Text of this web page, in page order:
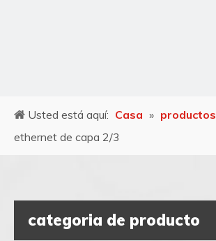
Usted está aquí: Casa » productos
ethernet de capa 2/3
categoria de producto